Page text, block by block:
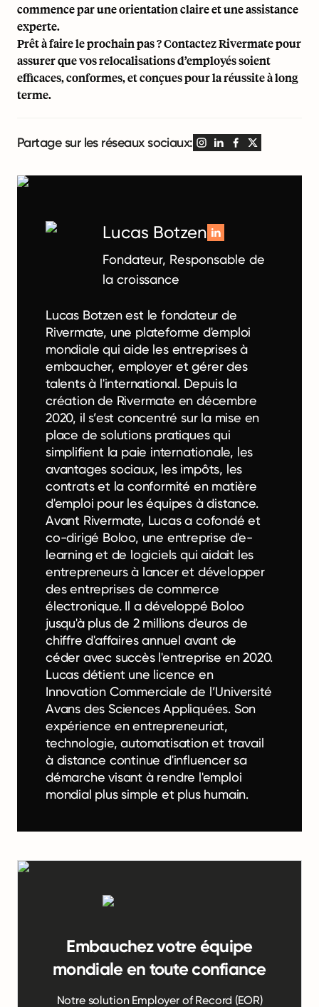
commence par une orientation claire et une assistance
experte.
Prêt à faire le prochain pas ?Contactez Rivermatepour
assurer que vos relocalisations d’employés soient
efficaces, conformes, et conçues pour la réussite à long
terme.
Partage sur les réseaux sociaux:
Lucas Botzen
Fondateur, Responsable de
la croissance
Lucas Botzen est le fondateur de
Rivermate, une plateforme d'emploi
mondiale qui aide les entreprises à
embaucher, employer et gérer des
talents à l'international. Depuis la
création de Rivermate en décembre
2020, il s’est concentré sur la mise en
place de solutions pratiques qui
simplifient la paie internationale, les
avantages sociaux, les impôts, les
contrats et la conformité en matière
d'emploi pour les équipes à distance.
Avant Rivermate, Lucas a cofondé et
co-dirigé Boloo, une entreprise d'e-
learning et de logiciels qui aidait les
entrepreneurs à lancer et développer
des entreprises de commerce
électronique. Il a développé Boloo
jusqu'à plus de 2 millions d'euros de
chiffre d'affaires annuel avant de
céder avec succès l'entreprise en 2020.
Lucas détient une licence en
Innovation Commerciale de l’Université
Avans des Sciences Appliquées. Son
expérience en entrepreneuriat,
technologie, automatisation et travail
à distance continue d'influencer sa
démarche visant à rendre l'emploi
mondial plus simple et plus humain.
Embauchez votre équipe
mondiale en toute confiance
Notre solution Employer of Record (EOR)